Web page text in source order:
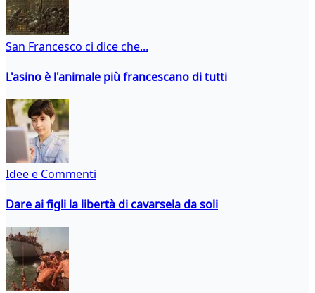
San Francesco ci dice che...
L'asino è l'animale più francescano di tutti
Idee e Commenti
Dare ai figli la libertà di cavarsela da soli